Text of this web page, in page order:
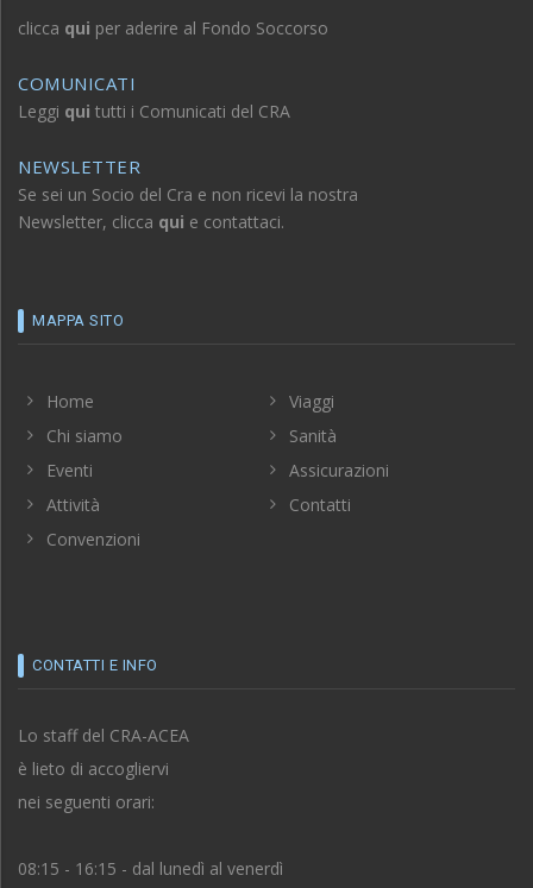
clicca qui per aderire al Fondo Soccorso
COMUNICATI
Leggi qui tutti i Comunicati del CRA
NEWSLETTER
Se sei un Socio del Cra e non ricevi la nostra
Newsletter, clicca qui e contattaci.
MAPPA SITO
Home
Chi siamo
Eventi
Attività
Convenzioni
Viaggi
Sanità
Assicurazioni
Contatti
CONTATTI E INFO
Lo staff del CRA-ACEA
è lieto di accogliervi
nei seguenti orari:
08:15 - 16:15 - dal lunedì al venerdì